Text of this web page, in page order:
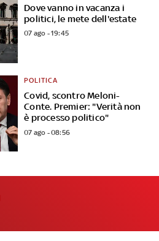
Dove vanno in vacanza i
politici, le mete dell'estate
07 ago - 19:45
Covid, scontro Meloni-
Conte. Premier: "Verità non
è processo politico"
POLITICA
07 ago - 08:56